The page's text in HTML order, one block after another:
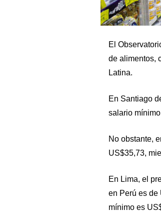
El
de alimentos,
Latina.
En Santiago
salario
No obstante,
US$35,73,
En Lima, el
en Perú es de
mínimo es